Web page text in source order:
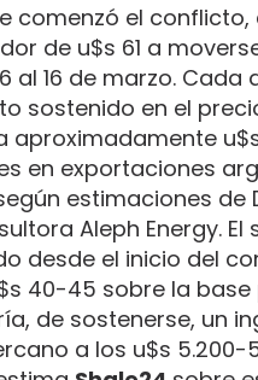
comenzó el conflicto,
de u$s 61 a
al 16 de marzo.
sostenido en el
aproximadamente
en exportaciones
estimaciones de
Aleph Energy. El
desde el inicio del
40-45 sobre la
de sostenerse, un
a los u$s 5.200-